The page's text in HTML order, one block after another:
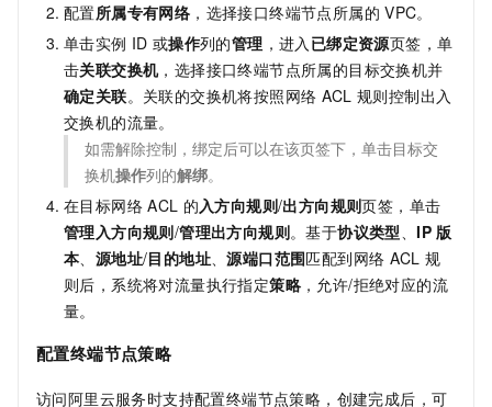
配置所属专有网络 ，选择接口终端节点所属的 VPC。
单击实例 ID 或操作列的管理 ，进入 已绑定资源页签，单
击关联交换机，选择接口终端节点所属的目标交换机并
确定关联。关联的交换机将按照网络 ACL 规则控制出入
交换机的流量。
如需解除控制，绑定后可以在该页签下，单击目标交
换机操作列的解绑。
在目标网络 ACL 的入方向规则/出方向规则页签，单击
管理入方向规则/管理出方向规则。基于协议类型、IP 版
本、 源地址/目的地址、源端口范围匹配到网络 ACL 规
则后，系统将对流量执行指定策略 ，允许/拒绝对应的流
量。
配置终端节点策略
访问阿里云服务时支持配置终端节点策略，创建完成后，可